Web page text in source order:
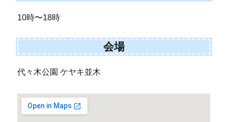
10時〜18時
会場
代々木公園 ケヤキ並木